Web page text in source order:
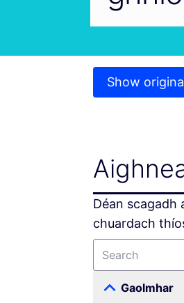
Show
Déan scagadh
chuardach
Gaolmhar